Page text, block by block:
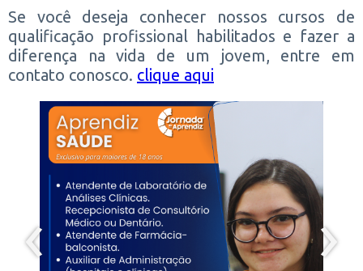
Se você deseja conhecer nossos cursos de
qualificação profissional habilitados e fazer a
diferença na vida de um jovem, entre em
contato conosco. clique aqui
‹ ›